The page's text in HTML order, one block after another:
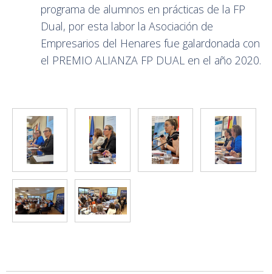
programa de alumnos en prácticas de la FP
Dual, por esta labor la Asociación de
Empresarios del Henares fue galardonada con
el PREMIO ALIANZA FP DUAL en el año 2020.